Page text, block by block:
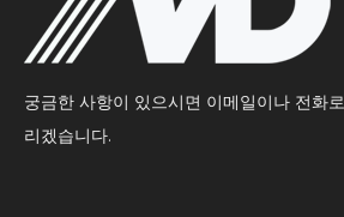
궁금한 사항이 있으시면 이메일이나 전화
리겠습니다.